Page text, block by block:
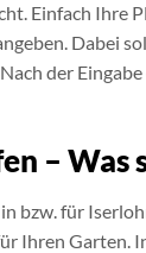
Einfach Ihre
Dabei
der
– Was
bzw. für
Ihren Garten.